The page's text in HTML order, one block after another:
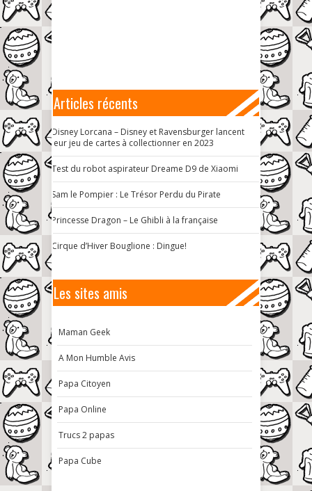
Articles récents
Disney Lorcana – Disney et Ravensburger lancent
leur jeu de cartes à collectionner en 2023
Test du robot aspirateur Dreame D9 de Xiaomi
Sam le Pompier : Le Trésor Perdu du Pirate
Princesse Dragon – Le Ghibli à la française
Cirque d’Hiver Bouglione : Dingue!
Les sites amis
Maman Geek
A Mon Humble Avis
Papa Citoyen
Papa Online
Trucs 2 papas
Papa Cube